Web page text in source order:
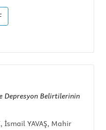
Depresyon Belirtilerinin
İsmail YAVAŞ, Mahir